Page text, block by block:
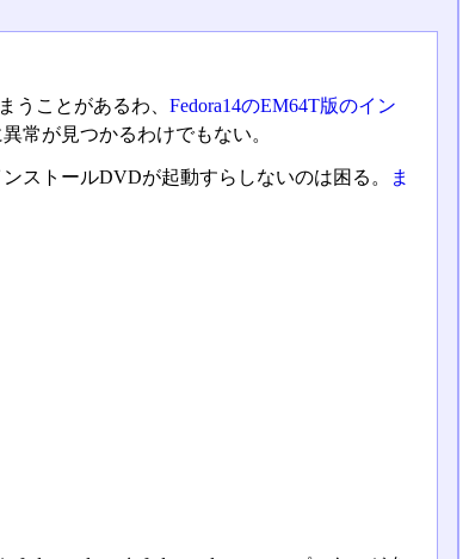
うことがあるわ、 Fedora14のEM64T版のイン
常が見つかるわけでもない。
ストールDVDが起動すらしないのは困る。
ま